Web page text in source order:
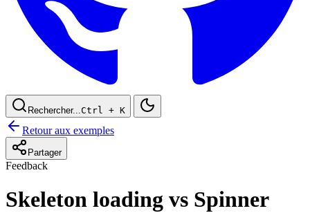
Rechercher... Ctrl + K
Retour aux exemples
Partager
Feedback
Skeleton loading vs Spinner